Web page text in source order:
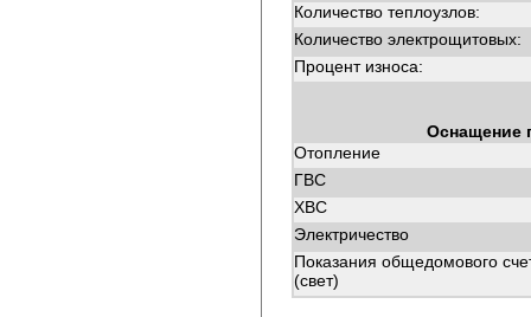
Количество теплоузлов:
Количество электрощитовых:
Процент износа:
Оснащение
Отопление
ГВС
ХВС
Электричество
Показания общедомового
(свет)